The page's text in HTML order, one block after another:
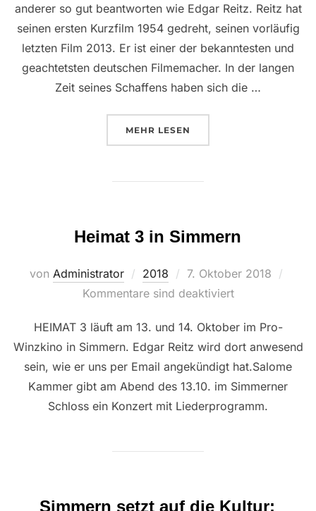
anderer so gut beantworten wie Edgar Reitz. Reitz hat
seinen ersten Kurzfilm 1954 gedreht, seinen vorläufig
letzten Film 2013. Er ist einer der bekanntesten und
geachtetsten deutschen Filmemacher. In der langen
Zeit seines Schaffens haben sich die …
MEHR ÜBER “DIE GROSSE
LESEN
Heimat 3 in Simmern
von Administrator 2018
Veröffentlicht
am
7. Oktober 2018
Kommentare sind deaktiviert
HEIMAT 3 läuft am 13. und 14. Oktober im Pro-
Winzkino in Simmern. Edgar Reitz wird dort anwesend
sein, wie er uns per Email angekündigt hat.Salome
Kammer gibt am Abend des 13.10. im Simmerner
Schloss ein Konzert mit Liederprogramm.
Simmern setzt auf die Kultur: